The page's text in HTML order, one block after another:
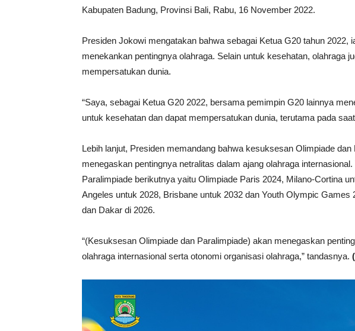
Kabupaten Badung, Provinsi Bali, Rabu, 16 November 2022.
Presiden Jokowi mengatakan bahwa sebagai Ketua G20 tahun 2022,
menekankan pentingnya olahraga. Selain untuk kesehatan, olahraga
mempersatukan dunia.
“Saya, sebagai Ketua G20 2022, bersama pemimpin G20 lainnya
untuk kesehatan dan dapat mempersatukan dunia, terutama pada
Lebih lanjut, Presiden memandang bahwa kesuksesan Olimpiade
menegaskan pentingnya netralitas dalam ajang olahraga
Paralimpiade berikutnya yaitu Olimpiade Paris 2024, Milano-Cortina
Angeles untuk 2028, Brisbane untuk 2032 dan Youth Olympic Games
dan Dakar di 2026.
“(Kesuksesan Olimpiade dan Paralimpiade) akan menegaskan
olahraga internasional serta otonomi organisasi olahraga,” tandasnya.